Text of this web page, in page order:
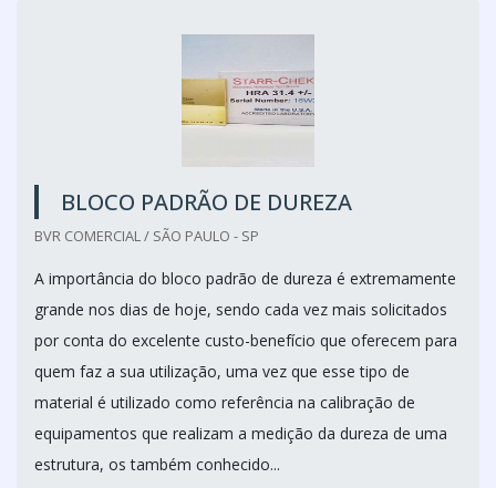
BLOCO PADRÃO DE DUREZA
BVR COMERCIAL / SÃO PAULO - SP
A importância do bloco padrão de dureza é extremamente
grande nos dias de hoje, sendo cada vez mais solicitados
por conta do excelente custo-benefício que oferecem para
quem faz a sua utilização, uma vez que esse tipo de
material é utilizado como referência na calibração de
equipamentos que realizam a medição da dureza de uma
estrutura, os também conhecido...